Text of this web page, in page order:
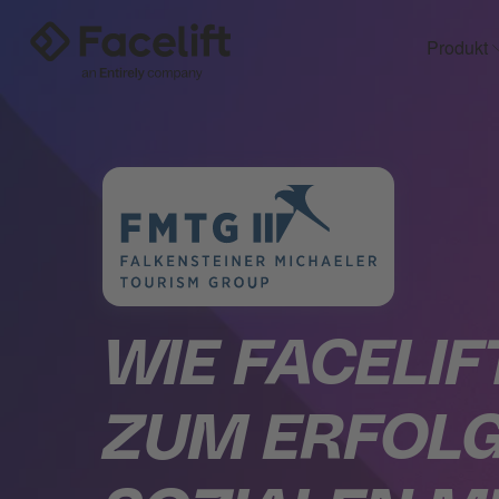
Produkt
WIE
ZUM